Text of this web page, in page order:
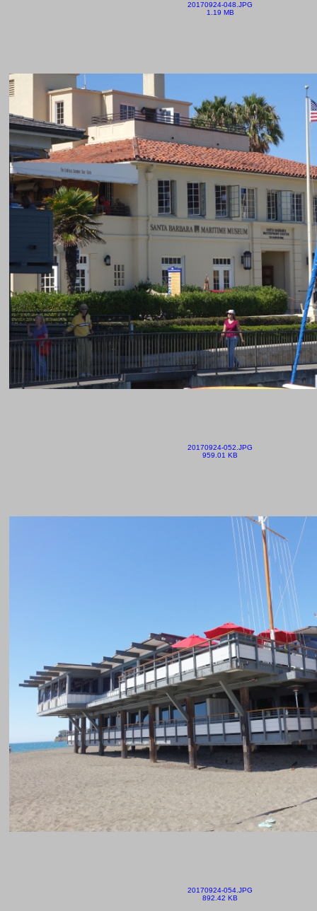
20170924-048.JPG
1.19 MB
20170924-052.JPG
959.01 KB
20170924-054.JPG
892.42 KB